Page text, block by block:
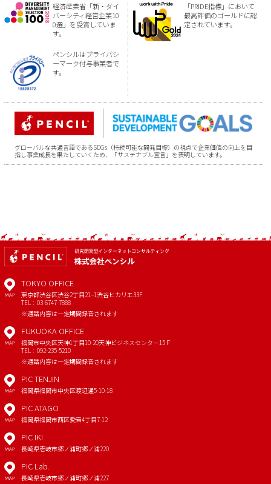
経済産業省「新・ダイ
バーシティ経営企業10
0選」を受賞していま
す。
「PRIDE指標」において
最高評価のゴールドに認
定されています。
ペンシルはプライバシ
ーマーク付与事業者で
す。
グローバルな共通言語であるSDGs（持続可能な開発目標）の視点で企業価値の向上を目
指し事業成長を果たしていくため、「サステナブル宣言」を表明しています。
MAP
TOKYO OFFICE
東京都渋谷区渋谷2丁目21−1渋谷ヒカリエ33F
TEL：03-6747-7888
※通話内容は一定期間録音されます
MAP
FUKUOKA OFFICE
福岡市中央区天神1丁目10-20天神ビジネスセンター15Ｆ
TEL：092-235-5210
※通話内容は一定期間録音されます
MAP
PIC TENJIN
福岡県福岡市中央区渡辺通5-10-18
MAP
PIC ATAGO
福岡県福岡市西区愛宕4丁目7-12
MAP
PIC IKI
長崎県壱岐市郷ノ浦町郷ノ浦220
PIC Lab.
長崎県壱岐市郷ノ浦町郷ノ浦227